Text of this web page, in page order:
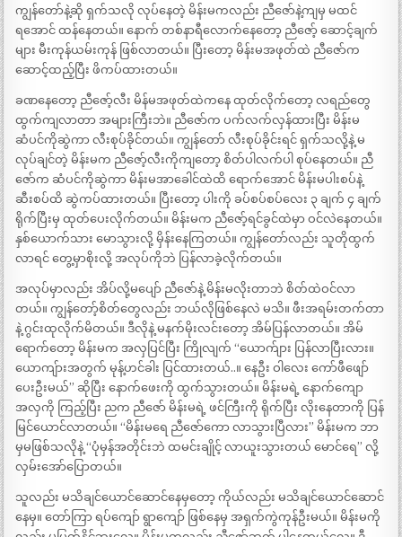
ကျွန်တော်နဲ့ဆို ရှက်သလို လုပ်နေတဲ့ မိန်းမကလည်း ညီဇော်နဲ့ကျမှ မထင်
ရအောင် ထန်နေတယ်။ နောက် တစ်နာရီလောက်နေတော့ ညီဇော့် ဆောင့်ချက်
များ မီးကုန်ယမ်းကုန် ဖြစ်လာတယ်။ ပြီးတော့ မိန်းမအဖုတ်ထဲ ညီဇော်က
ဆောင့်ထည့်ပြီး ဖိကပ်ထားတယ်။
ခဏနေတော့ ညီဇော့်လီး မိန်မအဖုတ်ထဲကနေ ထုတ်လိုက်တော့ လရည်တွေ
ထွက်ကျလာတာ အများကြီးဘဲ။ ညီဇော်က ပက်လက်လှန်ထားပြီး မိန်းမ
ဆံပင်ကိုဆွဲကာ လီးစုပ်ခိုင်တယ်။ ကျွန်တော် လီးစုပ်ခိုင်းရင် ရှက်သလို့နဲ့ မ
လုပ်ချင်တဲ့ မိန်းမက ညီဇော့်လီးကိုကျတော့ စိတ်ပါလက်ပါ စုပ်နေတယ်။ ညီ
ဇော်က ဆံပင်ကိုဆွဲကာ မိန်းမအာခေါင်ထဲထိ ရောက်အောင် မိန်းမပါးစပ်နဲ့
ဆီးစပ်ထိ ဆွဲကပ်ထားတယ်။ ပြီးတော့ ပါးကို ခပ်စပ်စပ်လေး ၃ ချက် ၄ ချက်
ရိုက်ပြီးမှ ထုတ်ပေးလိုက်တယ်။ မိန်းမက ညီဇော့်ရင်ခွင်ထဲမှာ ဝင်လဲနေတယ်။
နှစ်ယောက်သား မောသွားလို့ မှိန်းနေကြတယ်။ ကျွန်တော်လည်း သူတိုထွက်
လာရင် တွေ့မှာစိုးလို့ အလုပ်ကိုဘဲ ပြန်လာခဲ့လိုက်တယ်။
အလုပ်မှာလည်း အိပ်လို့မပျော် ညီဇော်နဲ့ မိန်းမလိုးတာဘဲ စိတ်ထဲဝင်လာ
တယ်။ ကျွန်တော့်စိတ်တွေလည်း ဘယ်လိုဖြစ်နေလဲ မသိ။ ဖီးအရမ်းတက်တာ
နဲ့ ဂွင်းထုလိုက်မိတယ်။ ဒီလိုနဲ့ မနက်မိုးလင်းတော့ အိမ်ပြန်လာတယ်။ အိမ်
ရောက်တော့ မိန်းမက အလှပြင်ပြီး ကြိုလျက် “ယောက်ျား ပြန်လာပြီးလား။
ယောကျ်ားအတွက် မုန့်ဟင်ခါး ပြင်ထားတယ်..။ နေဦး ဝါလေး ကော်ဖီဖျော်
ပေးဦးမယ်” ဆိုပြီး နောက်ဖေးကို ထွက်သွားတယ်။ မိန်းမရဲ့ နောက်ကျော
အလှကို ကြည့်ပြီး ညက ညီဇော် မိန်းမရဲ့ ဖင်ကြီးကို ရိုက်ပြီး လိုးနေတာကို ပြန်
မြင်ယောင်လာတယ်။ “မိန်းမရေ ညီဇော်ကော လာသွားပြီလား” မိန်းမက ဘာ
မှမဖြစ်သလိုနဲ့ “ပုံမှန်အတိုင်းဘဲ ထမင်းချိုင့် လာယူးသွားတယ် မောင်ရေ” လို့
လှမ်းအော်ပြောတယ်။
သူလည်း မသိချင်ယောင်ဆောင်နေမှတော့ ကိုယ်လည်း မသိချင်ယောင်ဆောင်
နေမှ။ တော်ကြာ ရပ်ကျော် ရွာကျော် ဖြစ်နေမှ အရှက်ကွဲကုန်ဦးမယ်။ မိန်းမကို